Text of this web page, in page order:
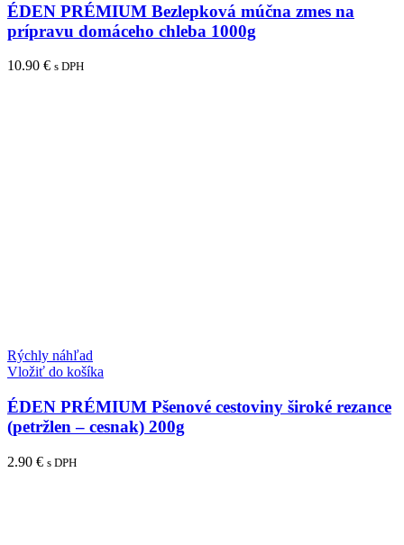
ÉDEN PRÉMIUM Bezlepková múčna zmes na
prípravu domáceho chleba 1000g
10.90 € s DPH
Rýchly náhľad
Vložiť do košíka
ÉDEN PRÉMIUM Pšenové cestoviny široké rezance
(petržlen – cesnak) 200g
2.90 € s DPH